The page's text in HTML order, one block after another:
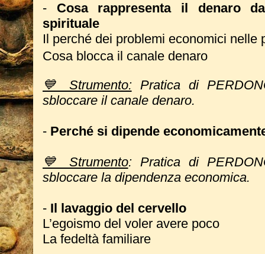
- Cosa rappresenta il denaro
spirituale
Il perché dei problemi economici nelle
Cosa blocca il canale denaro
💙 Strumento:Pratica di
sbloccare il canale denaro.
- Perché si dipende
💙 Strumento: Pratica di
sbloccare la dipendenza economica.
- Il lavaggio del cervello
L’egoismo del voler avere poco
La fedeltà familiare